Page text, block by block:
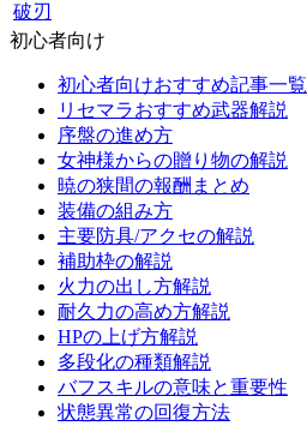
破刃
初心者向け
初心者向けおすすめ記事一覧
リセマラおすすめ武器解説
序盤の進め方
女神様からの贈り物の解説
暁の狭間の報酬まとめ
装備の組み方
主要防具/アクセの解説
補助枠の解説
火力の出し方解説
耐久力の高め方解説
HPの上げ方解説
多段化の種類解説
バフスキルの意味と重要性
状態異常の回復方法